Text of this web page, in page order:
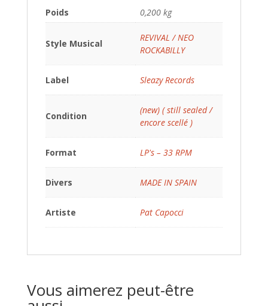
Poids 0,200 kg
Style Musical
REVIVAL / NEO
ROCKABILLY
Label Sleazy Records
Condition
(new) ( still sealed /
encore scellé )
Format LP's – 33 RPM
Divers MADE IN SPAIN
Artiste Pat Capocci
Vous aimerez peut-être